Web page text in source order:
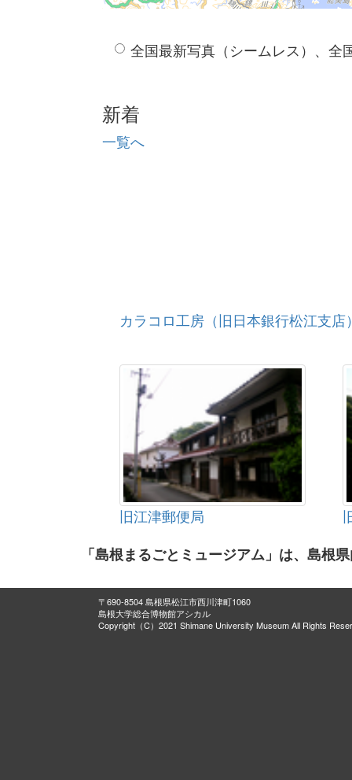
全国最新写真（シームレス）、全
新着
一覧へ
カラコロ工房（旧日本銀行松江支店
旧江津郵便局
「島根まるごとミュージアム」は、島根
〒690-8504 島根県松江市西川津町1060
島根大学総合博物館アシカル
Copyright（C）2021 Shimane University Museum All Rights